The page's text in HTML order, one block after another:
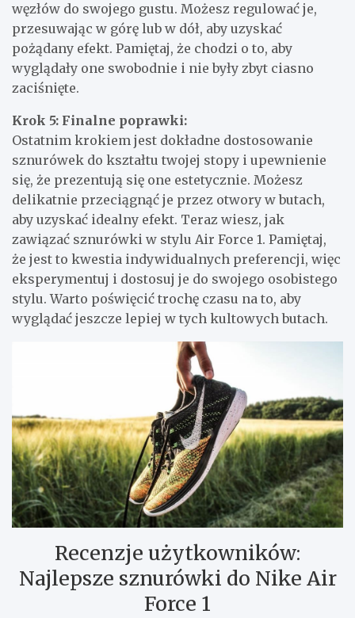
węzłów do swojego gustu. Możesz regulować je,
przesuwając w górę lub w dół, aby uzyskać
pożądany efekt. Pamiętaj, że chodzi o to, aby
wyglądały one swobodnie i nie były zbyt ciasno
zaciśnięte.
Krok 5: Finalne poprawki:
Ostatnim krokiem jest dokładne dostosowanie
sznurówek do kształtu twojej stopy i upewnienie
się, że prezentują się one estetycznie. Możesz
delikatnie przeciągnąć je przez otwory w butach,
aby uzyskać idealny efekt. Teraz wiesz, jak
zawiązać sznurówki w stylu Air Force 1. Pamiętaj,
że jest to kwestia indywidualnych preferencji, więc
eksperymentuj i dostosuj je do swojego osobistego
stylu. Warto poświęcić trochę czasu na to, aby
wyglądać jeszcze lepiej w tych kultowych butach.
Recenzje użytkowników:
Najlepsze sznurówki do Nike Air
Force 1